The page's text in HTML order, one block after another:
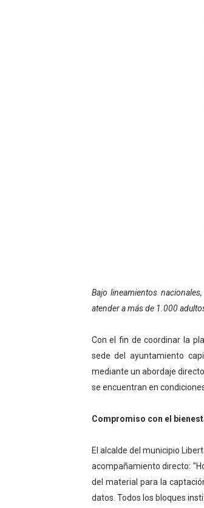
Niños
Fundecem
Gobierno
Niños
Hospital
Instituto
Fortalecen
Campo
Fundecem
El Lactario
Plan
Bajo lineamientos
atender a más de 1.000
Con el fin de coordinar la
sede del ayuntamiento
mediante un abordaje
se encuentran en
Compromiso con el
El alcalde del municipio
acompañamiento directo:
del material para la
datos. Todos los bloques